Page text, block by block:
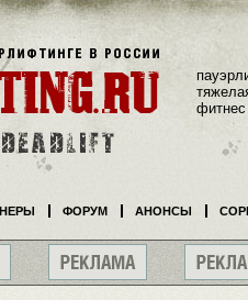
фитнес
ФОРУМ АНОНСЫ